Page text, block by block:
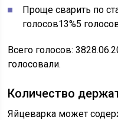
Проще сварить по
голосов13%5
Всего голосов: 38
голосовали.
Количество
Яйцеварка может